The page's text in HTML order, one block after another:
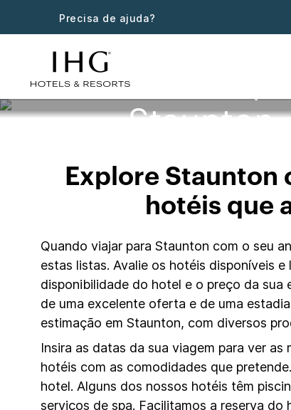
Precisa de ajuda?
Hotéis
Staunton
Explore Staunton
hotéis que
Quando viajar para Staunton com o seu
estas listas. Avalie os hotéis disponíveis
disponibilidade do hotel e o preço da
de uma excelente oferta e de uma
estimação em Staunton, com diversos
Insira as datas da sua viagem para ver
hotéis com as comodidades que
hotel. Alguns dos nossos hotéis têm
serviços de spa. Facilitamos a reserva do